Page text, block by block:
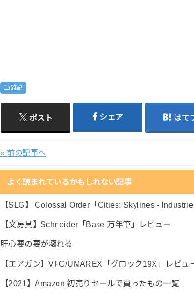
雑記
ポスト シェア はて
« 前の記事へ
よく読まれているかもしれない記事
【SLG】 Colossal Order「Cities: Skylines -
【文房具】Schneider「Base 万年筆」レビュー
肝心要の要が壊れる
【エアガン】VFC/UMAREX「グロック19X」レビュ
【2021】Amazon 初売りセールで買ったもの一覧